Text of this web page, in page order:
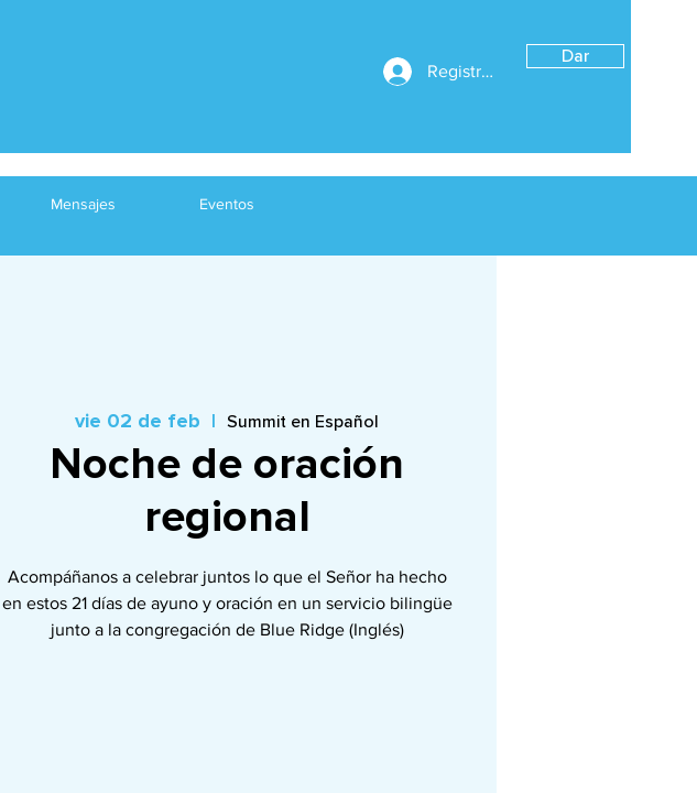
Registrarse
Dar
Mensajes Eventos
vie 02 de feb
  |
Summit en Español
Noche de oración
regional
Acompáñanos a celebrar juntos lo que el Señor ha hecho
en estos 21 días de ayuno y oración en un servicio bilingüe
junto a la congregación de Blue Ridge (Inglés)